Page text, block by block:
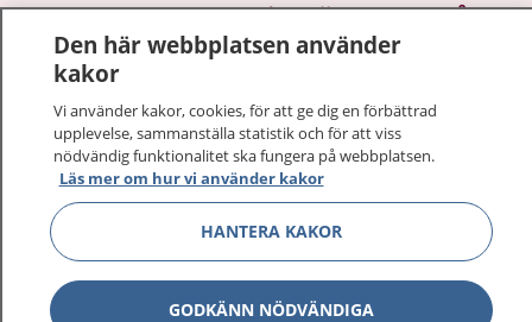
1177–tryggt om din hälsa och vård
På 1177.se får du råd om hälsa och information om
sjukdomar och vilka mottagningar du kan kontakta.
Logga in för att läsa din journal och göra dina
vårdärenden. Ring telefonnummer 1177 för
sjukvårdsrådgivning dygnet runt.
1177 ger dig råd när du vill må bättre.
Den här webbplatsen använder
kakor
Vi använder kakor, cookies, för att ge dig en förbättrad
upplevelse, sammanställa statistik och för att viss
nödvändig funktionalitet ska fungera på webbplatsen.
Läs mer om hur vi använder kakor
HANTERA KAKOR
GODKÄNN NÖDVÄNDIGA